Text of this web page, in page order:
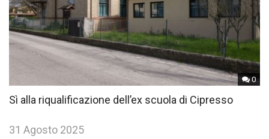
0
Sì alla riqualificazione dell’ex scuola di Cipresso
31 Agosto 2025